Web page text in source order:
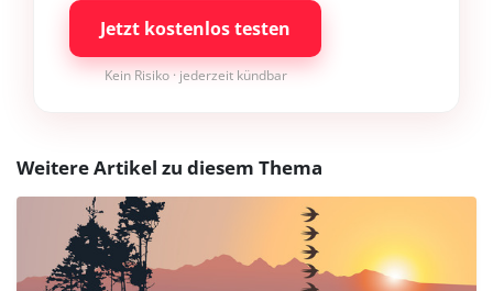
Jetzt kostenlos testen
Kein Risiko · jederzeit kündbar
Weitere Artikel zu diesem Thema